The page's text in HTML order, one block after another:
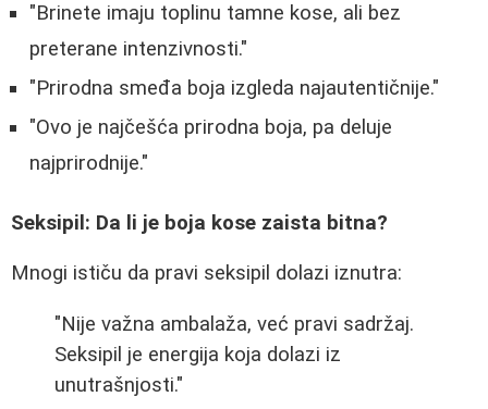
"Brinete imaju toplinu tamne kose, ali bez
preterane intenzivnosti."
"Prirodna smeđa boja izgleda najautentičnije."
"Ovo je najčešća prirodna boja, pa deluje
najprirodnije."
Seksipil: Da li je boja kose zaista bitna?
Mnogi ističu da pravi seksipil dolazi iznutra:
"Nije važna ambalaža, već pravi sadržaj.
Seksipil je energija koja dolazi iz
unutrašnjosti."